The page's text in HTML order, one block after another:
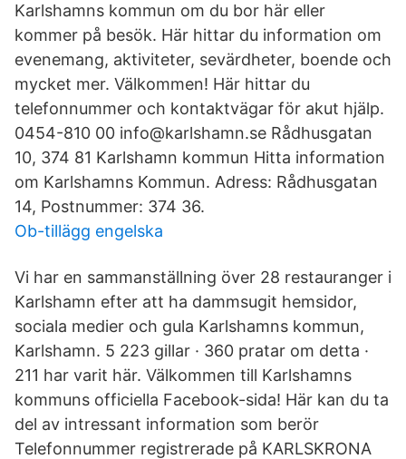
Karlshamns kommun om du bor här eller
kommer på besök. Här hittar du information om
evenemang, aktiviteter, sevärdheter, boende och
mycket mer. Välkommen! Här hittar du
telefonnummer och kontaktvägar för akut hjälp.
0454-810 00 info@karlshamn.se Rådhusgatan
10, 374 81 Karlshamn kommun Hitta information
om Karlshamns Kommun. Adress: Rådhusgatan
14, Postnummer: 374 36.
Ob-tillägg engelska
Vi har en sammanställning över 28 restauranger i
Karlshamn efter att ha dammsugit hemsidor,
sociala medier och gula Karlshamns kommun,
Karlshamn. 5 223 gillar · 360 pratar om detta ·
211 har varit här. Välkommen till Karlshamns
kommuns officiella Facebook-sida! Här kan du ta
del av intressant information som berör
Telefonnummer registrerade på KARLSKRONA